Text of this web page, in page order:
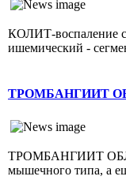
КОЛИТ-воспаление
ишемический -
ТРОМБАНГИИТ
ТРОМБАНГИИТ
мышечного типа, а